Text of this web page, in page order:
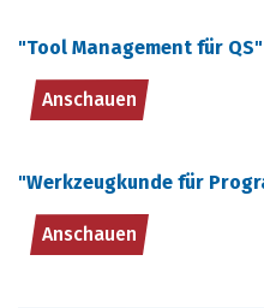
"Tool Management für QS"
Anschauen
"Werkzeugkunde für
Anschauen